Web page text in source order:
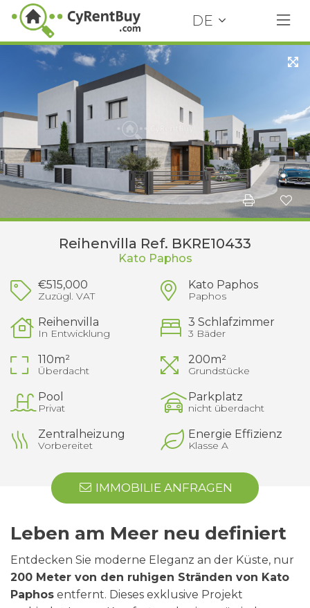
DE
Reihenvilla Ref. BKRE10433
Kato Paphos
€515,000
Zuzügl. VAT
Kato Paphos
Paphos
Reihenvilla
In Entwicklung
3 Schlafzimmer
3 Bäder
110m²
Überdacht
200m²
Grundstücke
Pool
Privat
Parkplatz
nicht überdacht
Zentralheizung
Vorbereitet
Energie Effizienz
Klasse A
IMMOBILIE ANFRAGEN
Leben am Meer neu definiert
Entdecken Sie moderne Eleganz an der Küste, nur
200 Meter von den ruhigen Stränden von Kato
Paphos entfernt. Dieses exklusive Projekt